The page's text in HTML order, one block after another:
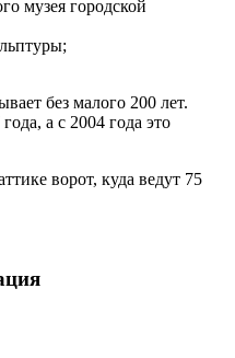
музея городской
без малого 200 лет.
а с 2004 года это
ворот, куда ведут 75